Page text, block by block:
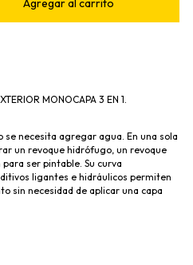
MONOCAPA 3 EN 1.
se necesita agregar agua. En una sola
un revoque hidrófugo, un revoque
ser pintable. Su curva
ligantes e hidráulicos permiten
sin necesidad de aplicar una capa